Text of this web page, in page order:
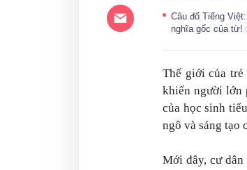
Câu đố Tiếng
nghĩa gốc của từ!
Thế giới của
khiến người lớn
của học sinh
ngô và sáng tạo
Mới đây, cư